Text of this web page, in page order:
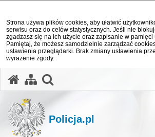
Strona używa plików cookies, aby ułatwić
serwisu oraz do celów statystycznych. Jeśli nie
zgadzasz się na ich użycie oraz zapisanie w pamięci
Pamiętaj, że możesz samodzielnie zarządzać
ustawienia przeglądarki. Brak zmiany ustawienia
wyrażenie zgody.
Policja.pl